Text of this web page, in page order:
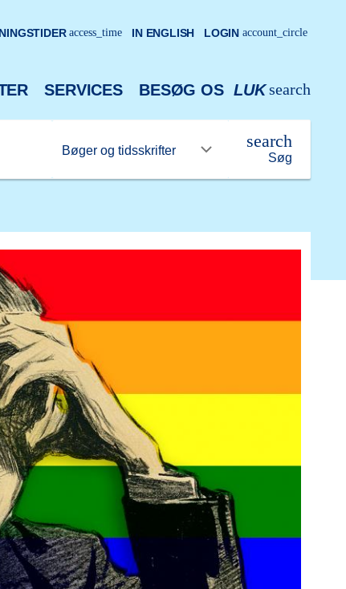
SERVICES BESØG OS search
LUK
Søg
search
access_time IN ENGLISH LOGIN account_circle